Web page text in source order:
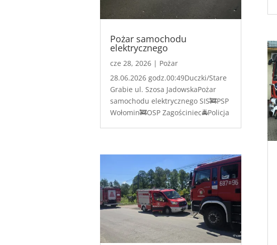
Pożar samochodu
elektrycznego
cze 28, 2026| Pożar
28.06.2026 godz.00:49Duczki/Stare
Grabie ul. Szosa JadowskaPożar
samochodu elektrycznego SIS🚒PSP
Wołomin🚒OSP Zagościniec🚔Policja